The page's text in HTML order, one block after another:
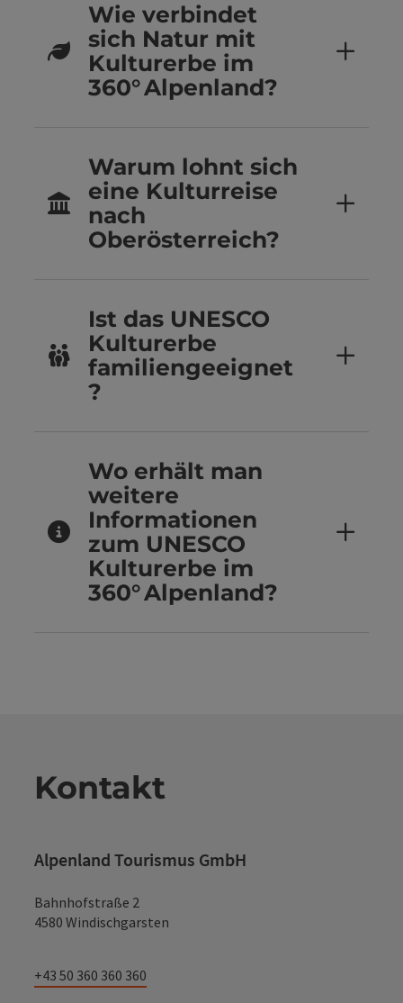
Wie verbindet
sich Natur mit
Kulturerbe im
360° Alpenland?
Warum lohnt sich
eine Kulturreise
nach
Oberösterreich?
Ist das UNESCO
Kulturerbe
familiengeeignet
?
Wo erhält man
weitere
Informationen
zum UNESCO
Kulturerbe im
360° Alpenland?
Kontakt
Alpenland Tourismus GmbH
Bahnhofstraße 2
4580 Windischgarsten
+43 50 360 360 360